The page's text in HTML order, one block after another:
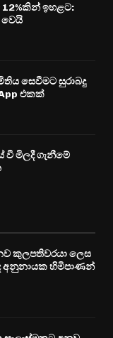
12%කින් ඉහළට:
වෙයි
සෙවීමට සුරාබදු
එකක්
මිලදී ගැනීමේ
කුලපතිවරයා ලෙස
අනුනායක හිමිපාණන්